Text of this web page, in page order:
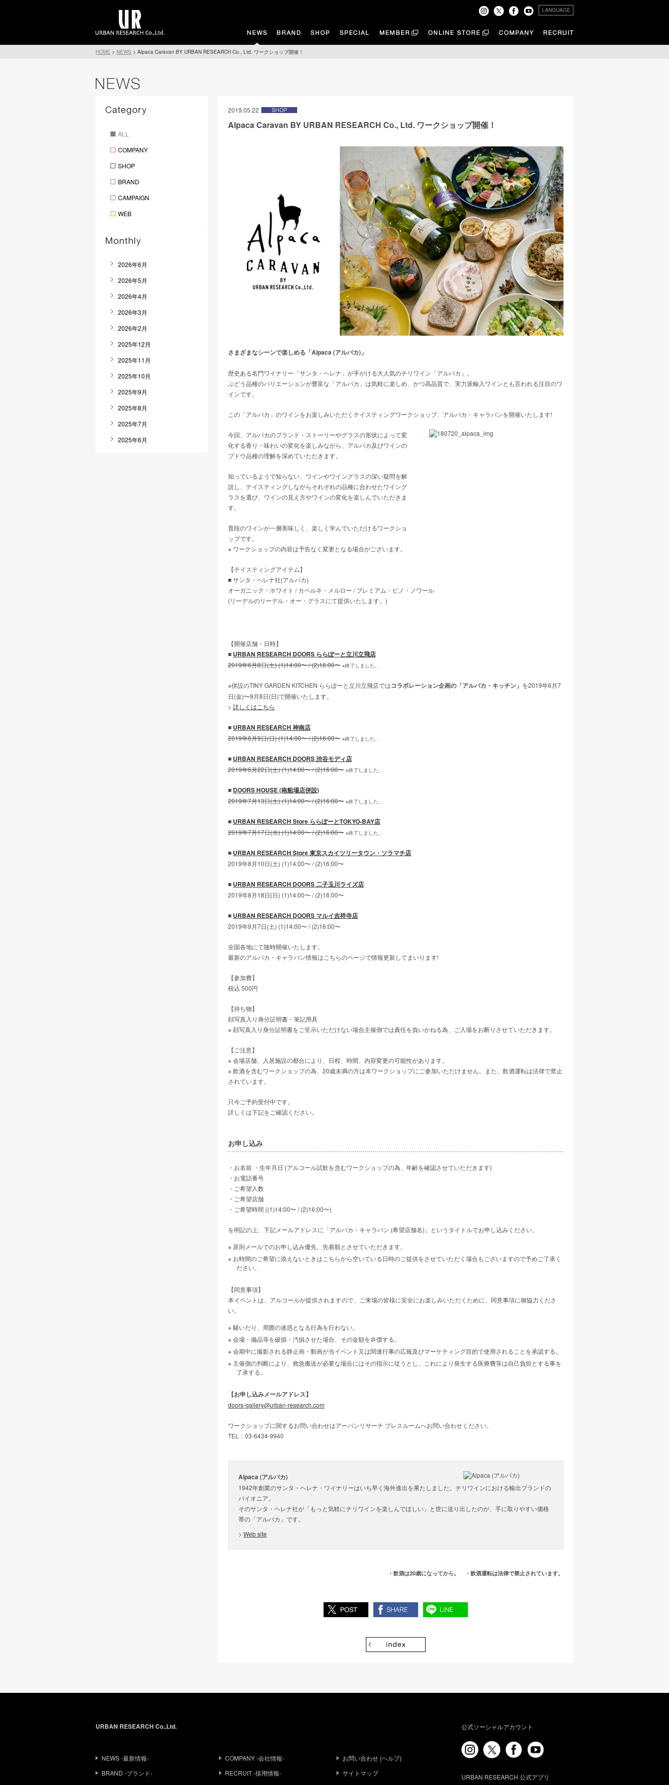
LANGUAGE
HOME > NEWS > Alpaca Caravan BY URBAN RESEARCH Co., Ltd. ワークショップ開催！
2019.05.22
Alpaca Caravan BY URBAN RESEARCH Co., Ltd. ワークショップ開催！
さまざまなシーンで楽しめる「Alpaca (アルパカ)」
歴史ある名門ワイナリー「サンタ・ヘレナ」が手がける大人気のチリワイン「アルパカ」。
ぶどう品種のバリエーションが豊富な「アルパカ」は気軽に楽しめ、かつ高品質で、実力派輸入ワインとも言われる注目のワ
インです。
この「アルパカ」のワインをお楽しみいただくテイスティングワークショップ、アルパカ・キャラバンを開催いたします!
今回、アルパカのブランド・ストーリーやグラスの形状によって変
化する香り・味わいの変化を楽しみながら、アルパカ及びワインの
ブドウ品種の理解を深めていただきます。
知っているようで知らない、ワインやワイングラスの深い疑問を解
説し、テイスティングしながらそれぞれの品種に合わせたワイング
ラスを選び、ワインの見え方やワインの変化を楽しんでいただきま
す。
普段のワインが一層美味しく、楽しく学んでいただけるワークショ
ップです。
※ ワークショップの内容は予告なく変更となる場合がございます。
【テイスティングアイテム】
■ サンタ・ヘレナ社(アルパカ)
オーガニック・ホワイト / カベルネ・メルロー / プレミアム・ピノ・ノワール
(リーデルのリーデル・オー・グラスにて提供いたします。)
【開催店舗・日時】
■ URBAN RESEARCH DOORS ららぽーと立川立飛店
2019年6月8日(土) (1)14:00〜 / (2)16:00〜 ※終了しました。
※併設のTINY GARDEN KITCHEN ららぽーと立川立飛店ではコラボレーション企画の「アルパカ・キッチン」 を2019年6月7
日(金)〜9月8日(日)で開催いたします。
> 詳しくはこちら
■ URBAN RESEARCH 神南店
2019年6月9日(日) (1)14:00〜 / (2)16:00〜 ※終了しました。
■ URBAN RESEARCH DOORS 渋谷モディ店
2019年6月22日(土) (1)14:00〜 / (2)16:00〜 ※終了しました。
■ DOORS HOUSE (南船場店併設)
2019年7月13日(土) (1)14:00〜 / (2)16:00〜 ※終了しました。
■ URBAN RESEARCH Store ららぽーとTOKYO-BAY店
2019年7月17日(水) (1)14:00〜 / (2)16:00〜 ※終了しました。
■ URBAN RESEARCH Store 東京スカイツリータウン・ソラマチ店
2019年8月10日(土) (1)14:00〜 / (2)16:00〜
■ URBAN RESEARCH DOORS 二子玉川ライズ店
2019年8月18日(日) (1)14:00〜 / (2)16:00〜
■ URBAN RESEARCH DOORS マルイ吉祥寺店
2019年9月7日(土) (1)14:00〜 / (2)16:00〜
全国各地にて随時開催いたします。
最新のアルパカ・キャラバン情報はこちらのページで情報更新してまいります!
【参加費】
税込 500円
【持ち物】
顔写真入り身分証明書・筆記用具
※ 顔写真入り身分証明書をご呈示いただけない場合主催側では責任を負いかねる為、ご入場をお断りさせていただきます。
【ご注意】
※ 会場店舗、入居施設の都合により、日程、時間、内容変更の可能性があります。
※ 飲酒を含むワークショップの為、20歳未満の方は本ワークショップにご参加いただけません。また、飲酒運転は法律で禁止
されています。
只今ご予約受付中です。
詳しくは下記をご確認ください。
お申し込み
・お名前 ・生年月日 (アルコール試飲を含むワークショップの為、年齢を確認させていただきます)
・お電話番号
・ご希望人数
・ご希望店舗
・ご希望時間 ((1)14:00〜 / (2)16:00〜)
を明記の上、下記メールアドレスに「アルパカ・キャラバン (希望店舗名)」というタイトルでお申し込みください。
原則メールでのお申し込み優先、先着順とさせていただきます。
お時間のご希望に添えないときはこちらから空いている日時のご提供をさせていただく場合もございますので予めご了承く
ださい。
【同意事項】
本イベントは、アルコールが提供されますので、ご来場の皆様に安全にお楽しみいただくために、同意事項に御協力くださ
い。
騒いだり、周囲の迷惑となる行為を行わない。
会場・備品等を破損・汚損させた場合、その金額を弁償する。
会期中に撮影される静止画・動画が当イベント又は関連行事の広報及びマーケティング目的で使用されることを承認する。
主催側の判断により、救急搬送が必要な場合にはその指示に従うとし、これにより発生する医療費等は自己負担とする事を
了承する。
【お申し込みメールアドレス】
doors-gallery@urban-research.com
ワークショップに関するお問い合わせはアーバンリサーチ プレスルームへお問い合わせください。
TEL：03-6434-9940
Alpaca (アルパカ)
1942年創業のサンタ・ヘレナ・ワイナリーはいち早く海外進出を果たしました。チリワインにおける輸出ブランドの
パイオニア。
そのサンタ・ヘレナ社が「もっと気軽にチリワインを楽しんでほしい」と世に送り出したのが、手に取りやすい価格
帯の「アルパカ」です。
> Web site
・飲酒は20歳になってから。 ・飲酒運転は法律で禁止されています。
ALL
COMPANY
SHOP
BRAND
CAMPAIGN
WEB
2026年6月
2026年5月
2026年4月
2026年3月
2026年2月
2025年12月
2025年11月
2025年10月
2025年9月
2025年8月
2025年7月
2025年6月
URBAN RESEARCH Co.,Ltd.
NEWS -最新情報-
BRAND -ブランド-
COMPANY -会社情報-
RECRUIT -採用情報-
お問い合わせ (ヘルプ)
サイトマップ
公式ソーシャルアカウント
URBAN RESEARCH 公式アプリ